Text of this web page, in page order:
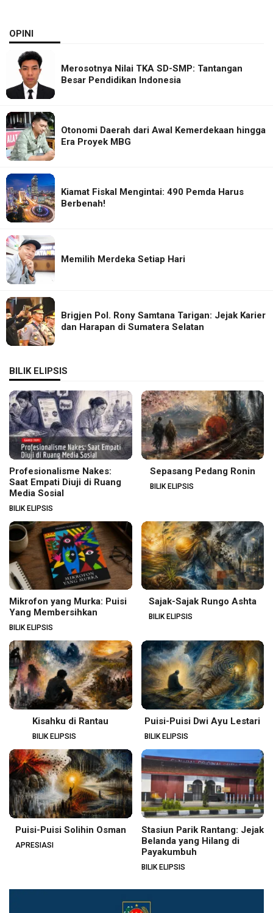
OPINI
Merosotnya Nilai TKA SD-SMP: Tantangan
Besar Pendidikan Indonesia
Otonomi Daerah dari Awal Kemerdekaan hingga
Era Proyek MBG
Kiamat Fiskal Mengintai: 490 Pemda Harus
Berbenah!
Memilih Merdeka Setiap Hari
Brigjen Pol. Rony Samtana Tarigan: Jejak Karier
dan Harapan di Sumatera Selatan
BILIK ELIPSIS
Profesionalisme Nakes:
Saat Empati Diuji di Ruang
Media Sosial
BILIK ELIPSIS
Sepasang Pedang Ronin
BILIK ELIPSIS
Mikrofon yang Murka: Puisi
Yang Membersihkan
BILIK ELIPSIS
Sajak-Sajak Rungo Ashta
BILIK ELIPSIS
Kisahku di Rantau
BILIK ELIPSIS
Puisi-Puisi Dwi Ayu Lestari
BILIK ELIPSIS
Puisi-Puisi Solihin Osman
APRESIASI
Stasiun Parik Rantang: Jejak
Belanda yang Hilang di
Payakumbuh
BILIK ELIPSIS